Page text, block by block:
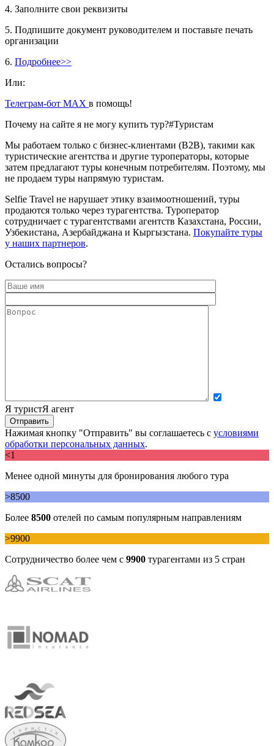
4. Заполните свои реквизиты
5. Подпишите документ руководителем и поставьте печать
организации
6. Подробнее>>
Или:
Телеграм-бот МАХ в помощь!
Почему на сайте я не могу купить тур?#Туристам
Мы работаем только с бизнес-клиентами (B2B), такими как
туристические агентства и другие туроператоры, которые
затем предлагают туры конечным потребителям. Поэтому, мы
не продаем туры напрямую туристам.
Selfie Travel не нарушает этику взаимоотношений, туры
продаются только через турагентства. Туроператор
сотрудничает с турагентствами агентств Казахстана, России,
Узбекистана, Азербайджана и Кыргызстана. Покупайте туры
у наших партнеров.
Остались вопросы?
Я туристЯ агент
Нажимая кнопку "Отправить" вы соглашаетесь с условиями
обработки персональных данных.
<1
Менее одной минуты для бронирования любого тура
>8500
Более 8500 отелей по самым популярным направлениям
>9900
Сотрудничество более чем с 9900 турагентами из 5 стран